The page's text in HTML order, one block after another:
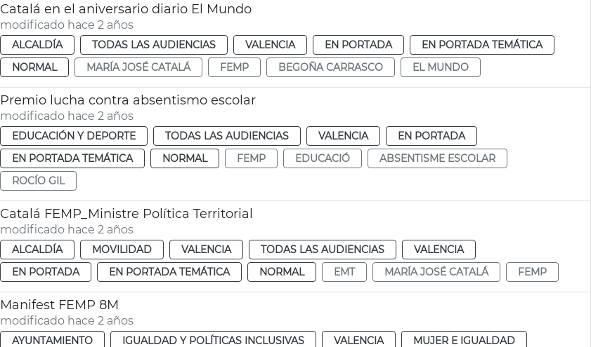
Catalá en el aniversario diario El Mundo
modificado hace 2 años
ALCALDÍA TODAS LAS AUDIENCIAS VALENCIA EN PORTADA
EN PORTADA TEMÁTICA
NORMAL
MARÍA JOSÉ CATALÁ FEMP BEGOÑA CARRASCO EL MUNDO
Premio lucha contra absentismo escolar
modificado hace 2 años
EDUCACIÓN Y DEPORTE TODAS LAS AUDIENCIAS VALENCIA
EN PORTADA
EN PORTADA TEMÁTICA
NORMAL FEMP EDUCACIÓ
ABSENTISME ESCOLAR
ROCÍO GIL
Catalá FEMP_Ministre Política Territorial
modificado hace 2 años
ALCALDÍA MOVILIDAD VALENCIA TODAS LAS AUDIENCIAS
VALENCIA
EN PORTADA
EN PORTADA TEMÁTICA NORMAL EMT MARÍA JOSÉ CATALÁ FEMP
Manifest FEMP 8M
modificado hace 2 años
AYUNTAMIENTO IGUALDAD Y POLÍTICAS INCLUSIVAS VALENCIA MUJER E IGUALDAD